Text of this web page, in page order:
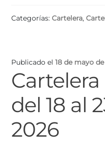
Categorías: Cartelera,
Publicado el 18 de mayo
del 18 al
2026